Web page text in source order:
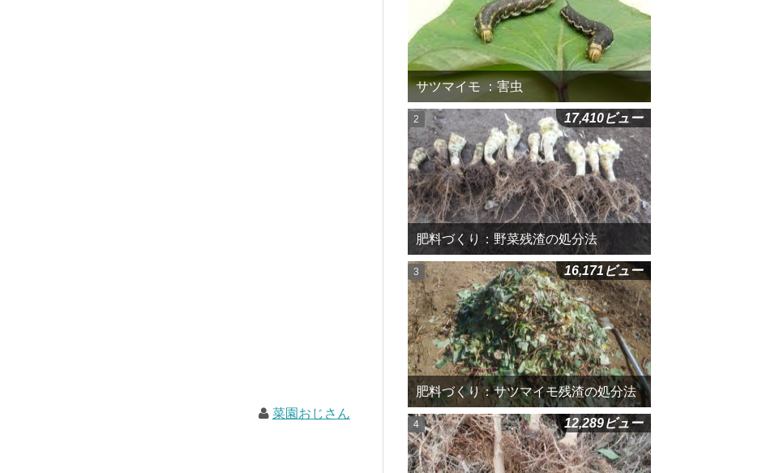
菜園おじさん
サツマイモ ：害虫
肥料づくり：野菜残渣の処分法
17,410ビュー
肥料づくり：サツマイモ残渣の処分法
16,171ビュー
12,289ビュー